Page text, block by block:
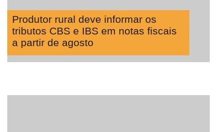
Produtor rural deve informar os
tributos CBS e IBS em notas fiscais
a partir de agosto